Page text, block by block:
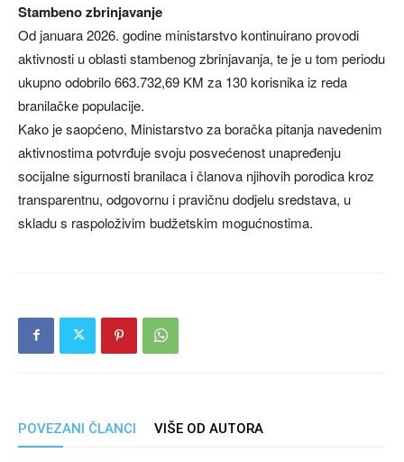
Stambeno zbrinjavanje
Od januara 2026. godine ministarstvo kontinuirano provodi
aktivnosti u oblasti stambenog zbrinjavanja, te je u tom periodu
ukupno odobrilo 663.732,69 KM za 130 korisnika iz reda
branilačke populacije.
Kako je saopćeno, Ministarstvo za boračka pitanja navedenim
aktivnostima potvrđuje svoju posvećenost unapređenju
socijalne sigurnosti branilaca i članova njihovih porodica kroz
transparentnu, odgovornu i pravičnu dodjelu sredstava, u
skladu s raspoloživim budžetskim mogućnostima.
POVEZANI ČLANCI VIŠE OD AUTORA